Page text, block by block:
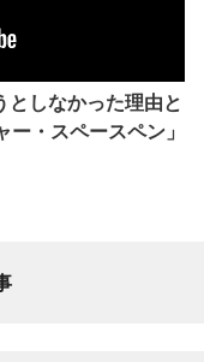
しなかった理由と
・スペースペン」